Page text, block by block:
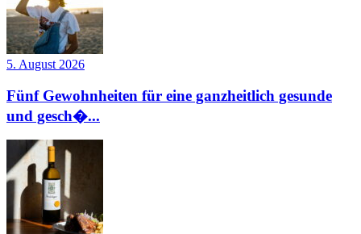
5. August 2026
Fünf Gewohnheiten für eine ganzheitlich gesunde
und gesch�...